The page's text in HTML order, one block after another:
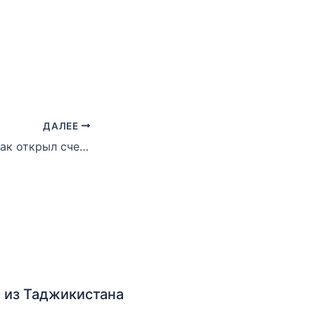
ДАЛЕЕ
Малайзия: Спартак открыл счет своим голам
Таджикистана